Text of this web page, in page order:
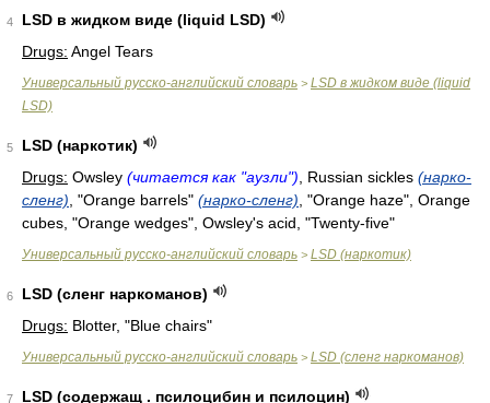
4
LSD в жидком виде (liquid LSD)
Drugs: Angel Tears
Универсальный русско-английский словарь > LSD в жидком виде (liquid
LSD)
5
LSD (наркотик)
Drugs: Owsley (читается как "аузли") , Russian sickles (нарко-
сленг) , "Orange barrels" (нарко-сленг) , "Orange haze", Orange
cubes, "Orange wedges", Owsley's acid, "Twenty-five"
Универсальный русско-английский словарь > LSD (наркотик)
6
LSD (сленг наркоманов)
Drugs: Blotter, "Blue chairs"
Универсальный русско-английский словарь > LSD (сленг наркоманов)
7
LSD (содержащ . псилоцибин и псилоцин)